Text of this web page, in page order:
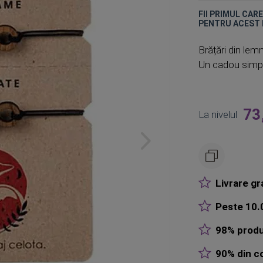
FII PRIMUL
PENTRU ACEST
Brățări din
Un cadou
La nivelul
Livrare
Peste
98%
90% din